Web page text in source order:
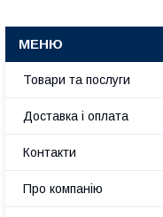
Товари та послуги
Доставка і оплата
Контакти
Про компанію